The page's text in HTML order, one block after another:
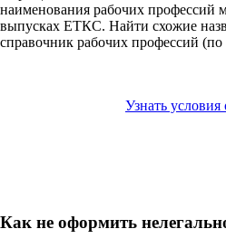
наименования рабочих профессий
выпусках ЕТКС. Найти схожие
справочник рабочих профессий (по
Узнать условия
Как не оформить